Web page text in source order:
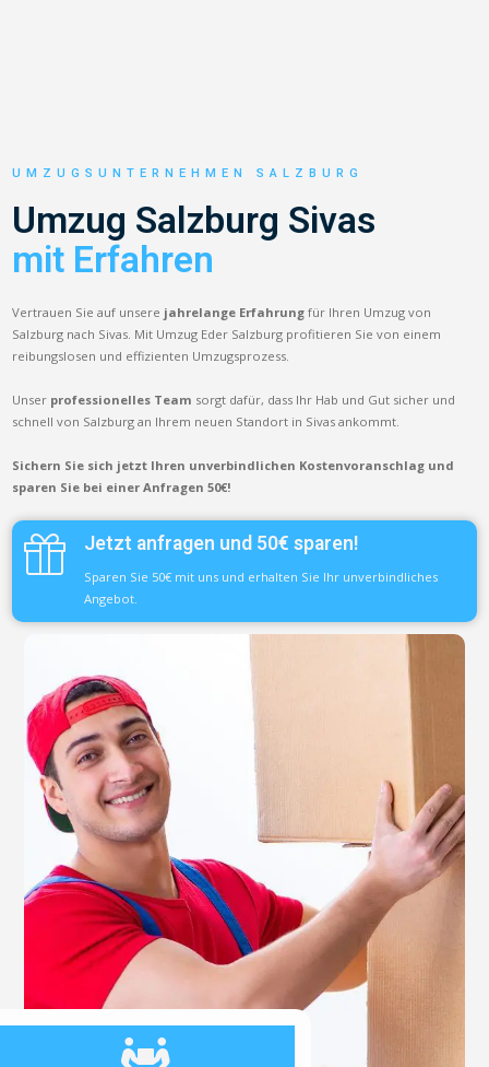
UMZUGSUNTERNEHMEN SALZBURG
Umzug Salzburg Sivas
mit Erfahren
Vertrauen Sie auf unsere jahrelange Erfahrung für Ihren Umzug von
Salzburg nach Sivas. Mit Umzug Eder Salzburg profitieren Sie von einem
reibungslosen und effizienten Umzugsprozess.
Unser professionelles Team sorgt dafür, dass Ihr Hab und Gut sicher und
schnell von Salzburg an Ihrem neuen Standort in Sivas ankommt.
Sichern Sie sich jetzt Ihren unverbindlichen Kostenvoranschlag und
sparen Sie bei einer Anfragen 50€!
Jetzt anfragen und 50€ sparen!
Sparen Sie 50€ mit uns und erhalten Sie Ihr unverbindliches
Angebot.